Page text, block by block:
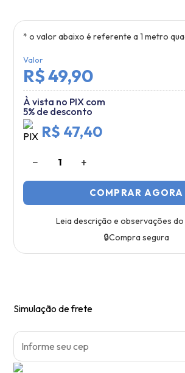
* o valor abaixo é referente a1 metro
Valor
R$ 49,90
À vista no PIX com
5% de desconto
R$ 47,40
− 1 +
COMPRAR AGORA
Leia descrição e observações
🔒Compra segura
Simulação de frete